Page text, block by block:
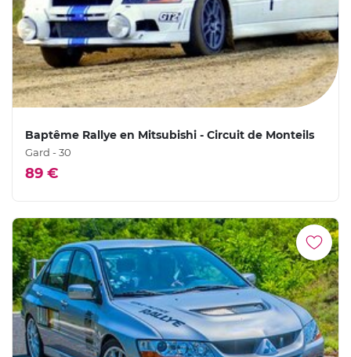
Baptême Rallye en Mitsubishi - Circuit de Monteils
Gard - 30
89 €